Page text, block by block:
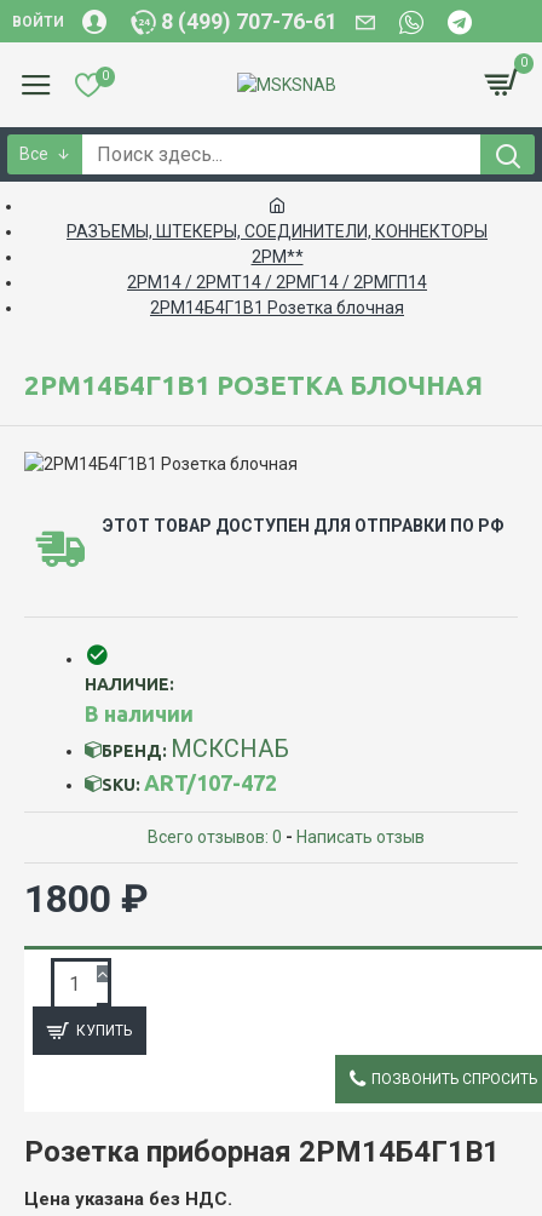
ВОЙТИ 8 (499) 707-76-61
0
0
Все
РАЗЪЕМЫ, ШТЕКЕРЫ, СОЕДИНИТЕЛИ, КОННЕКТОРЫ
2РМ**
2РМ14 / 2РМТ14 / 2РМГ14 / 2РМГП14
2РМ14Б4Г1В1 Розетка блочная
2РМ14Б4Г1В1 РОЗЕТКА БЛОЧНАЯ
ЭТОТ ТОВАР ДОСТУПЕН ДЛЯ ОТПРАВКИ ПО РФ
НАЛИЧИЕ:
В наличии
БРЕНД: МСКСНАБ
SKU: ART/107-472
Всего отзывов: 0 - Написать отзыв
1800 ₽
КУПИТЬ
ПОЗВОНИТЬ СПРОСИТЬ
Розетка приборная 2РМ14Б4Г1В1
Цена указана без НДС.